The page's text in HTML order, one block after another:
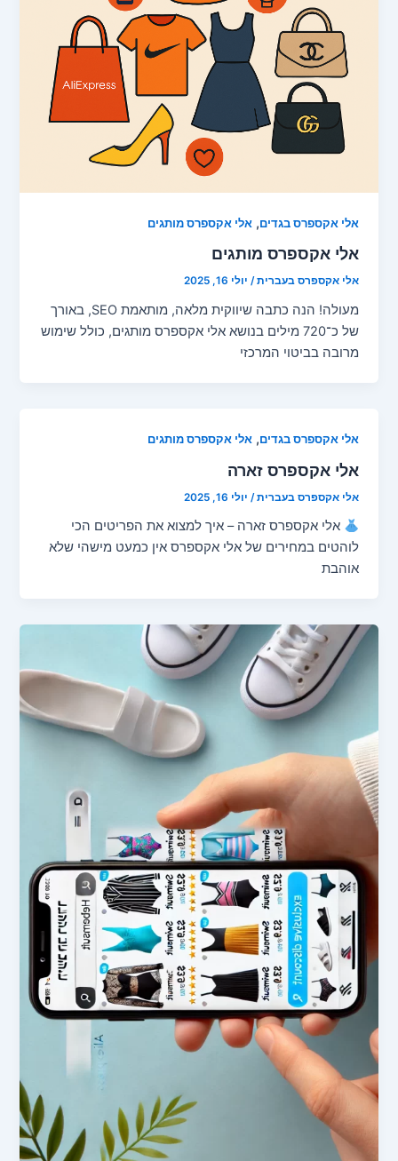
אלי אקספרס בגדים,אלי אקספרס מותגים
אלי אקספרס מותגים
אלי אקספרס בעברית/ יולי 16, 2025
מעולה! הנה כתבה שיווקית מלאה, מותאמת SEO, באורך
של כ־720 מילים בנושא אלי אקספרס מותגים, כולל שימוש
מרובה בביטוי המרכזי
אלי אקספרס בגדים,אלי אקספרס מותגים
אלי אקספרס זארה
אלי אקספרס בעברית/ יולי 16, 2025
אלי אקספרס זארה – איך למצוא את הפריטים הכי
לוהטים במחירים של אלי אקספרס אין כמעט מישהי שלא
אוהבת